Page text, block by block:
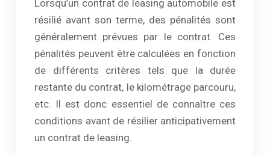
Lorsqu’un contrat de leasing automobile est
résilié avant son terme, des pénalités sont
généralement prévues par le contrat. Ces
pénalités peuvent être calculées en fonction
de différents critères tels que la durée
restante du contrat, le kilométrage parcouru,
etc. Il est donc essentiel de connaître ces
conditions avant de résilier anticipativement
un contrat de leasing.